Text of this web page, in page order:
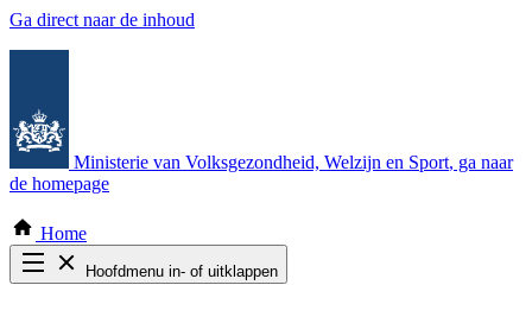
Ga direct naar de inhoud
Ministerie van Volksgezondheid, Welzijn en Sport, ga naar
de homepage
Home
Hoofdmenu in- of uitklappen